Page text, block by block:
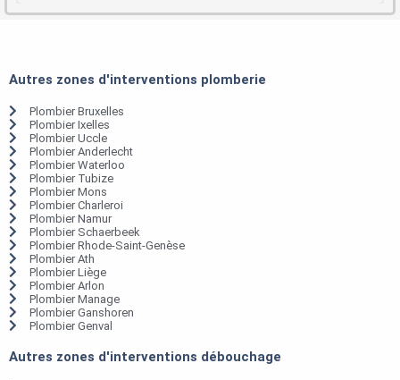
Autres zones d'interventions plomberie
Plombier Bruxelles
Plombier Ixelles
Plombier Uccle
Plombier Anderlecht
Plombier Waterloo
Plombier Tubize
Plombier Mons
Plombier Charleroi
Plombier Namur
Plombier Schaerbeek
Plombier Rhode-Saint-Genèse
Plombier Ath
Plombier Liège
Plombier Arlon
Plombier Manage
Plombier Ganshoren
Plombier Genval
Autres zones d'interventions débouchage